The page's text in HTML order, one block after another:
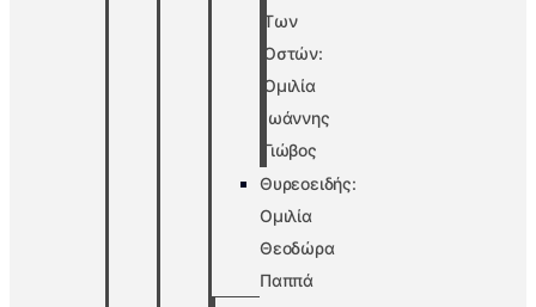
Των
Οστών:
Ομιλία
Ιωάννης
Γιώβος
Θυρεοειδής:
Ομιλία
Θεοδώρα
Παππά